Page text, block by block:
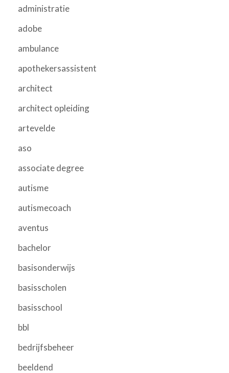
administratie
adobe
ambulance
apothekersassistent
architect
architect opleiding
artevelde
aso
associate degree
autisme
autismecoach
aventus
bachelor
basisonderwijs
basisscholen
basisschool
bbl
bedrijfsbeheer
beeldend